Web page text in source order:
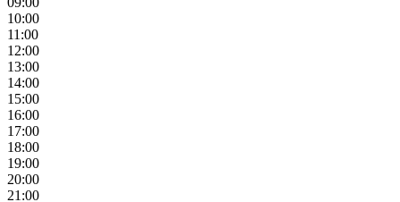
10:00
11:00
12:00
13:00
14:00
15:00
16:00
17:00
18:00
19:00
20:00
21:00